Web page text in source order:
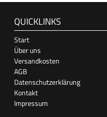
QUICKLINKS
Start
Über uns
Versandkosten
AGB
Datenschutzerklärung
Kontakt
Impressum